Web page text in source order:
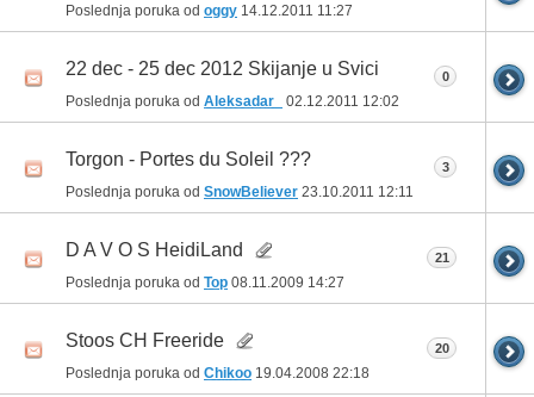
Poslednja poruka od oggy 14.12.2011 11:27
22 dec - 25 dec 2012 Skijanje u Svici
Poslednja poruka od Aleksadar_ 02.12.2011 12:02
0
Torgon - Portes du Soleil ???
Poslednja poruka od SnowBeliever 23.10.2011 12:11
3
D A V O S HeidiLand
Poslednja poruka od Top 08.11.2009 14:27
21
Stoos CH Freeride
Poslednja poruka od Chikoo 19.04.2008 22:18
20